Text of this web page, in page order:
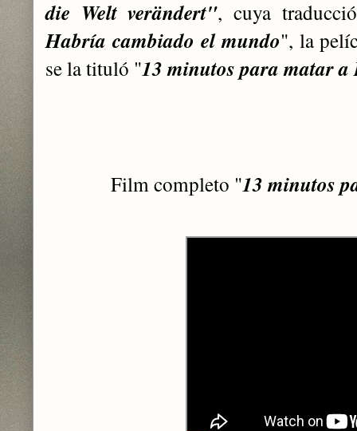
die Welt verändert", cuya
Habría cambiado el mundo", la
se la tituló "13 minutos para matar
Film completo "13 minutos